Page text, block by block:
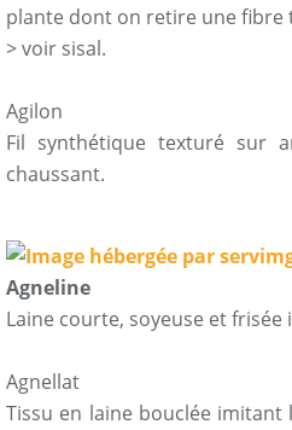
plante dont on retire une fibre
> voir sisal.
Agilon
Fil synthétique texturé sur
chaussant.
Agneline
Laine courte, soyeuse et
Agnellat
Tissu en laine bouclée